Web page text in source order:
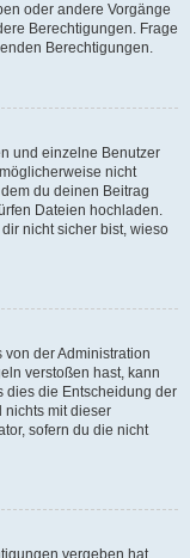
oder andere Vorgänge
Berechtigungen. Frage
Berechtigungen.
und einzelne Benutzer
nicht
du deinen Beitrag
Dateien hochladen.
nicht sicher bist, wieso
der Administration
verstoßen hast, kann
dies die Entscheidung der
nichts mit dieser
sofern du die nicht
vergeben hat,